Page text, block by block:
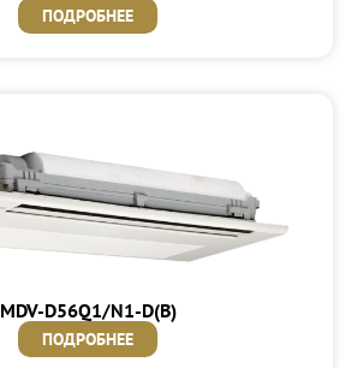
ПОДРОБНЕЕ
MDV-D56Q1/N1-D(B)
ПОДРОБНЕЕ